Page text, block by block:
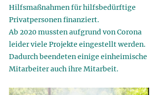
Hilfsmaßnahmen für hilfsbedürftige
Privatpersonen finanziert.
Ab 2020 mussten aufgrund von Corona
leider viele Projekte eingestellt werden.
Dadurch beendeten einige einheimische
Mitarbeiter auch ihre Mitarbeit.